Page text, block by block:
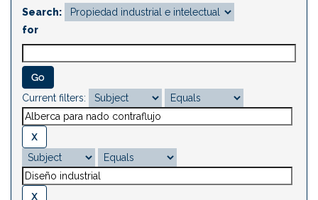
Search:
for
Current filters: